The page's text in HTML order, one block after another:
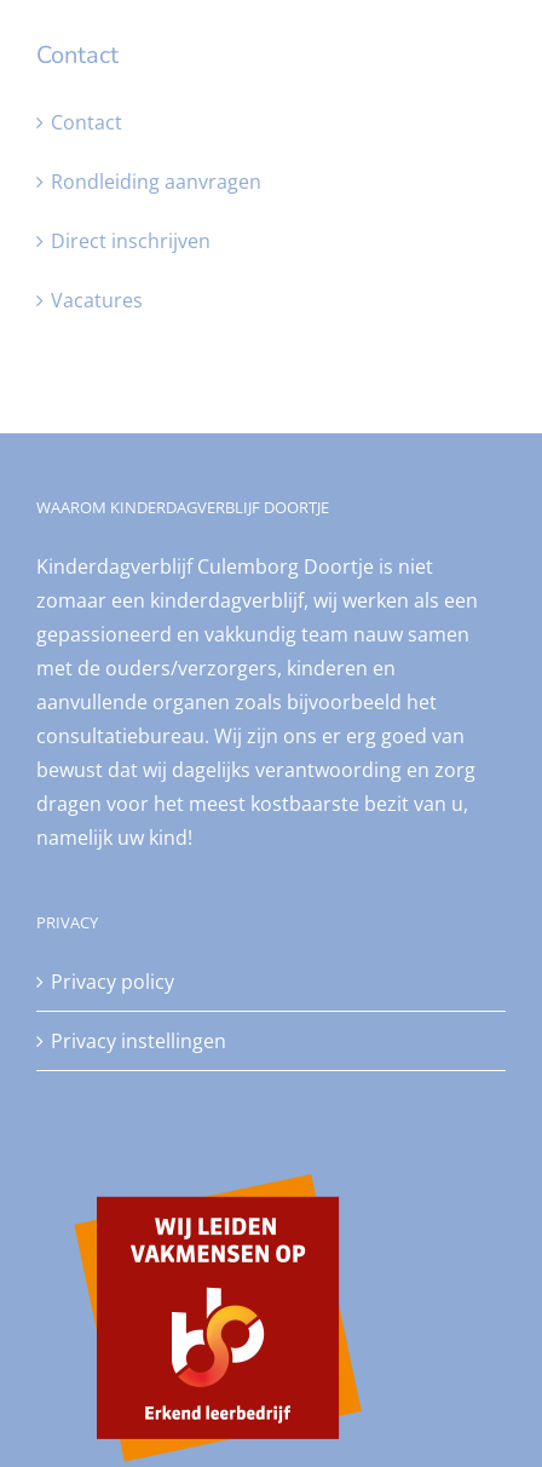
Contact
Contact
Rondleiding aanvragen
Direct inschrijven
Vacatures
WAAROM KINDERDAGVERBLIJF DOORTJE
Kinderdagverblijf Culemborg Doortje is niet
zomaar een kinderdagverblijf, wij werken als een
gepassioneerd en vakkundig team nauw samen
met de ouders/verzorgers, kinderen en
aanvullende organen zoals bijvoorbeeld het
consultatiebureau. Wij zijn ons er erg goed van
bewust dat wij dagelijks verantwoording en zorg
dragen voor het meest kostbaarste bezit van u,
namelijk uw kind!
PRIVACY
Privacy policy
Privacy instellingen